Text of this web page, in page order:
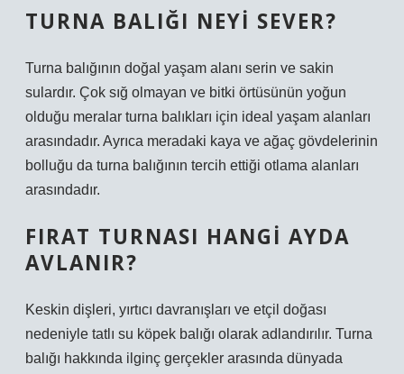
TURNA BALIĞI NEYI SEVER?
Turna balığının doğal yaşam alanı serin ve sakin
sulardır. Çok sığ olmayan ve bitki örtüsünün yoğun
olduğu meralar turna balıkları için ideal yaşam alanları
arasındadır. Ayrıca meradaki kaya ve ağaç gövdelerinin
bolluğu da turna balığının tercih ettiği otlama alanları
arasındadır.
FIRAT TURNASI HANGI AYDA
AVLANIR?
Keskin dişleri, yırtıcı davranışları ve etçil doğası
nedeniyle tatlı su köpek balığı olarak adlandırılır. Turna
balığı hakkında ilginç gerçekler arasında dünyada